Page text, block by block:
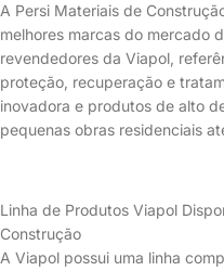
A Persi Materiais de
melhores marcas do mercado
revendedores da Viapol,
proteção, recuperação e
inovadora e produtos de alto
pequenas obras residenciais
Linha de Produtos Viapol
Construção
A Viapol possui uma linha